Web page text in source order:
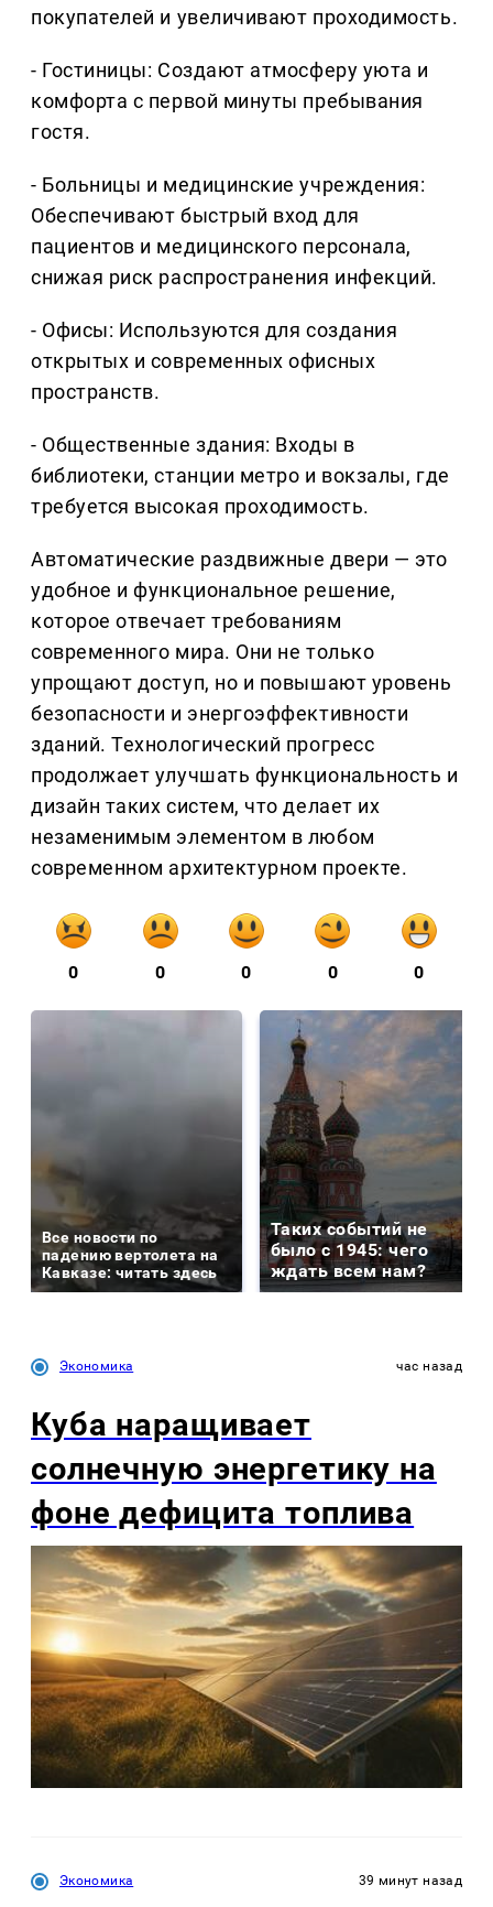
покупателей и увеличивают проходимость.
- Гостиницы: Создают атмосферу уюта и
комфорта с первой минуты пребывания
гостя.
- Больницы и медицинские учреждения:
Обеспечивают быстрый вход для
пациентов и медицинского персонала,
снижая риск распространения инфекций.
- Офисы: Используются для создания
открытых и современных офисных
пространств.
- Общественные здания: Входы в
библиотеки, станции метро и вокзалы, где
требуется высокая проходимость.
Автоматические раздвижные двери — это
удобное и функциональное решение,
которое отвечает требованиям
современного мира. Они не только
упрощают доступ, но и повышают уровень
безопасности и энергоэффективности
зданий. Технологический прогресс
продолжает улучшать функциональность и
дизайн таких систем, что делает их
незаменимым элементом в любом
современном архитектурном проекте.
0 0 0 0 0
Все новости по
падению вертолета на
Кавказе: читать здесь
Таких событий не
было с 1945: чего
ждать всем нам?
Экономика час назад
Куба наращивает
солнечную энергетику на
фоне дефицита топлива
Экономика 39 минут назад